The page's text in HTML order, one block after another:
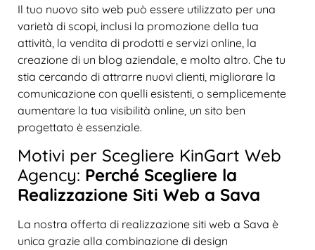
Il tuo nuovo sito web può essere utilizzato per una
varietà di scopi, inclusi la promozione della tua
attività, la vendita di prodotti e servizi online, la
creazione di un blog aziendale, e molto altro. Che tu
stia cercando di attrarre nuovi clienti, migliorare la
comunicazione con quelli esistenti, o semplicemente
aumentare la tua visibilità online, un sito ben
progettato è essenziale.
Motivi per Scegliere KinGart Web
Agency: Perché Scegliere la
Realizzazione Siti Web a Sava
La nostra offerta di realizzazione siti web a Sava è
unica grazie alla combinazione di design